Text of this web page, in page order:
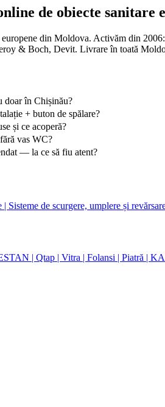
de obiecte sanitare
din Moldova. Activăm din
& Boch, Devit. Livrare în toată
doar în Chișinău?
+ buton de spălare?
și ce acoperă?
vas WC?
— la ce să fiu atent?
| Sisteme de scurgere, umplere și
| Qtap | Vitra | Folansi | Piatră |